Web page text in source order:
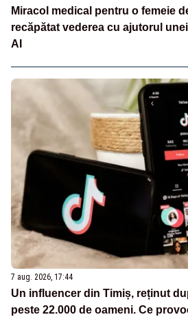
Miracol medical pentru o femeie
recăpătat vederea cu ajutorul
AI
7 aug. 2026, 17:44
Un influencer din Timiș, reținut
peste 22.000 de oameni. Ce